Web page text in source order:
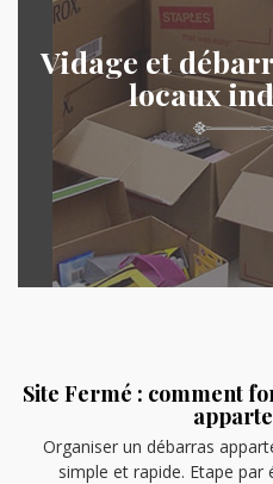
Vidage et
locaux
Site Fermé : comment
Organiser un débarras
simple et rapide. Etape